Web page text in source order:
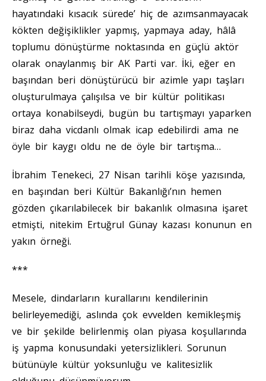
hayatındaki kısacık sürede’ hiç de azımsanmayacak
kökten değişiklikler yapmış, yapmaya aday, hâlâ
toplumu dönüştürme noktasında en güçlü aktör
olarak onaylanmış bir AK Parti var. İki, eğer en
başından beri dönüştürücü bir azimle yapı taşları
oluşturulmaya çalışılsa ve bir kültür politikası
ortaya konabilseydi, bugün bu tartışmayı yaparken
biraz daha vicdanlı olmak icap edebilirdi ama ne
öyle bir kaygı oldu ne de öyle bir tartışma…
İbrahim Tenekeci, 27 Nisan tarihli köşe yazısında,
en başından beri Kültür Bakanlığı’nın hemen
gözden çıkarılabilecek bir bakanlık olmasına işaret
etmişti, nitekim Ertuğrul Günay kazası konunun en
yakın örneği.
***
Mesele, dindarların kurallarını kendilerinin
belirleyemediği, aslında çok evvelden kemikleşmiş
ve bir şekilde belirlenmiş olan piyasa koşullarında
iş yapma konusundaki yetersizlikleri. Sorunun
bütünüyle kültür yoksunluğu ve kalitesizlik